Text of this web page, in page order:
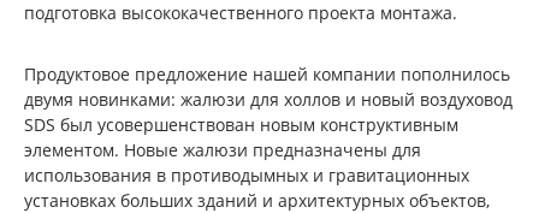
подготовка высококачественного проекта монтажа.
Продуктовое предложение нашей компании пополнилось
двумя новинками: жалюзи для холлов и новый воздуховод
SDS был усовершенствован новым конструктивным
элементом. Новые жалюзи предназначены для
использования в противодымных и гравитационных
установках больших зданий и архитектурных объектов,